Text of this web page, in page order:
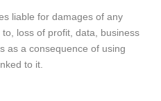
liable for damages of any
loss of profit, data, business
as a consequence of using
to it.